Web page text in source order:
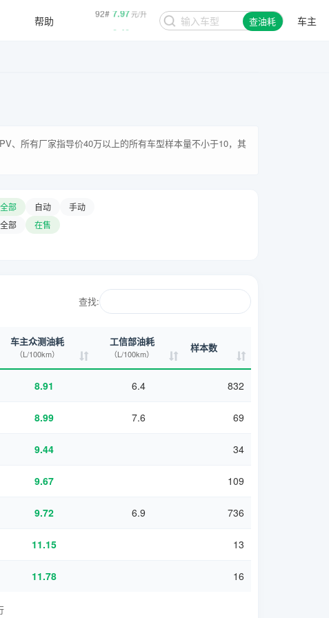
95# 8.48 查油耗 车主
帮助
、所有厂家指导价40万以上的所有车型样本量不小于10，其
全部 自动 手动
全部 在售
查找:
车主众测油耗
（L/100km）
工信部油耗
（L/100km） 样本数
8.91 6.4 832
8.99 7.6 69
9.44 34
9.67 109
9.72 6.9 736
11.15 13
11.78 16